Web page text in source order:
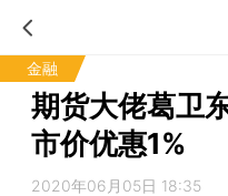
金融
期货大佬葛卫
市价优惠1%
2020年06月05日 18:35